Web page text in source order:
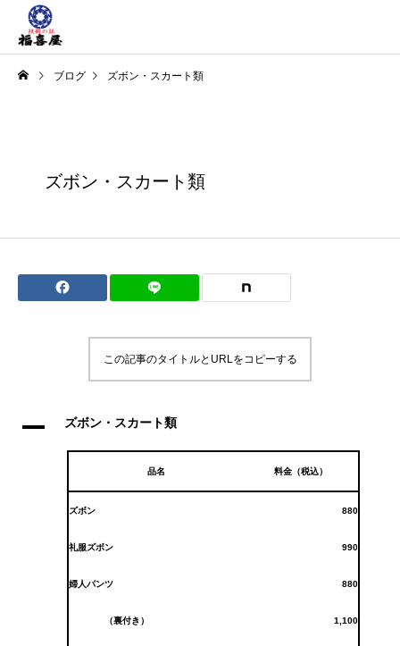
ブログ ズボン・スカート類
ズボン・スカート類
この記事のタイトルとURLをコピーする
A ズボン・スカート類
品名 料金（税込）
ズボン 880
礼服ズボン 990
婦人パンツ 880
（裏付き） 1,100